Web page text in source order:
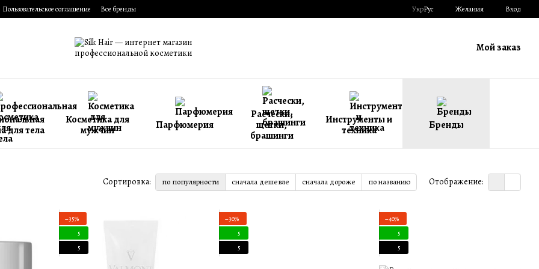
Пользовательское соглашение Все бренды УкрРус Желания Вход
Мой заказ
для тела
Косметика для
мужчин
Парфюмерия
Расчески,
щетки,
брашинги
Инструменты и
техника
Бренды
Сортировка: по популярности сначала дешевле сначала дороже по названию Отображение:
−35%
5
5
−30%
5
5
−40%
5
5